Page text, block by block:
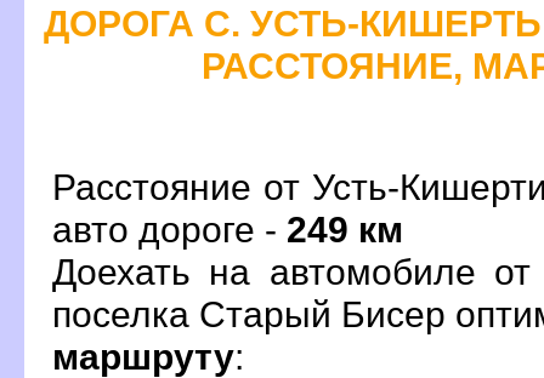
ДОРОГА С. УСТЬ-
РАССТОЯНИЕ,
Расстояние от Усть-
авто дороге - 249 км
Доехать на автомобиле
поселка Старый Бисер
маршруту: